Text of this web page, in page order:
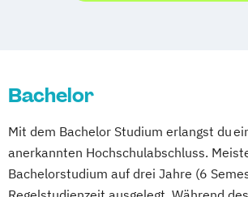
Bachelor
Mit dem Bachelor Studium erlangst du
anerkannten Hochschulabschluss.
Bachelorstudium auf drei Jahre (6